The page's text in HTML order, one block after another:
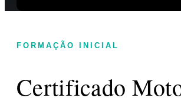
FORMAÇÃO INICIAL
Certificado